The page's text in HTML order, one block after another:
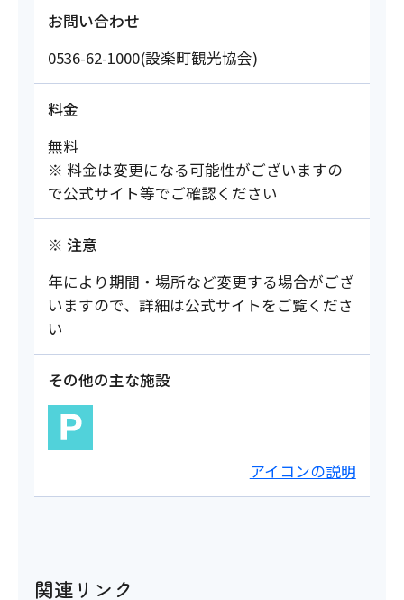
お問い合わせ
0536-62-1000(設楽町観光協会)
料金
無料
※ 料金は変更になる可能性がございますの
で公式サイト等でご確認ください
※ 注意
年により期間・場所など変更する場合がござ
いますので、詳細は公式サイトをご覧くださ
い
その他の主な施設
アイコンの説明
関連リンク